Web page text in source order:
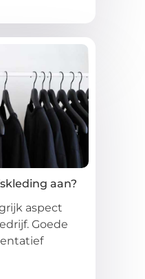
aan?
aspect
Goede